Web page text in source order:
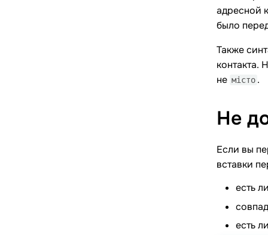
адресной
было
Также
контакта.
не місто .
Не
Если вы
вставки
есть
есть